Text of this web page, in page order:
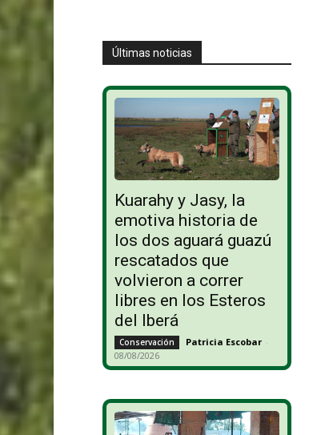
Últimas noticias
Kuarahy y Jasy, la
emotiva historia de
los dos aguará guazú
rescatados que
volvieron a correr
libres en los Esteros
del Iberá
Conservación Patricia Escobar -
08/08/2026